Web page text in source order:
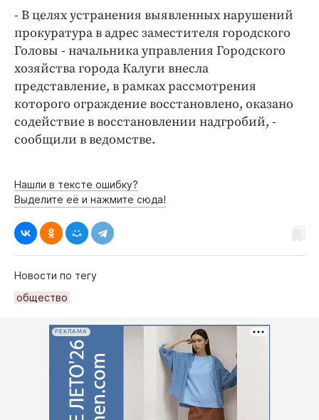
- В целях устранения выявленных нарушений
прокуратура в адрес заместителя городского
Головы - начальника управления Городского
хозяйства города Калуги внесла
представление, в рамках рассмотрения
которого ограждение восстановлено, оказано
содействие в восстановлении надгробий, -
сообщили в ведомстве.
Нашли в тексте ошибку?
Выделите её и нажмите сюда!
Новости по тегу
общество
РЕКЛАМА